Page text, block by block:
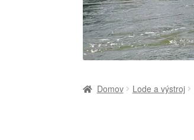
Domov Lode a výstroj